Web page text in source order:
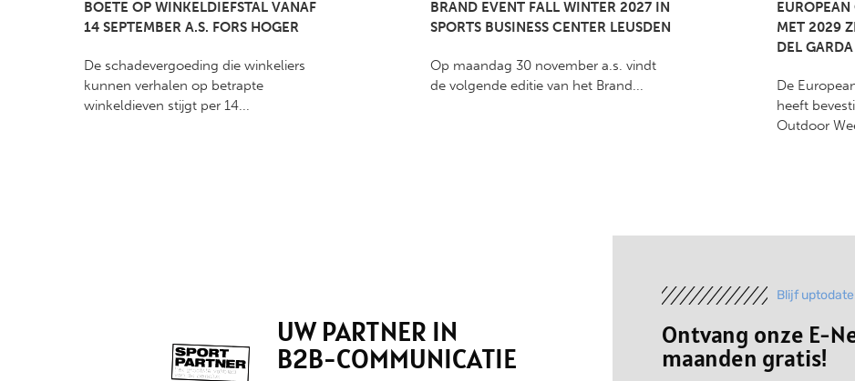
BOETE OP WINKELDIEFSTAL VANAF
14 SEPTEMBER A.S. FORS HOGER
De schadevergoeding die winkeliers
kunnen verhalen op betrapte
winkeldieven stijgt per 14...
BRAND EVENT FALL WINTER 2027 IN
SPORTS BUSINESS CENTER LEUSDEN
Op maandag 30 november a.s. vindt
de volgende editie van het Brand...
MET 2029
DEL GARDA
De
heeft
Outdoor
UW PARTNER IN
B2B-COMMUNICATIE
Blijf
Ontvang onze E-
maanden gratis!